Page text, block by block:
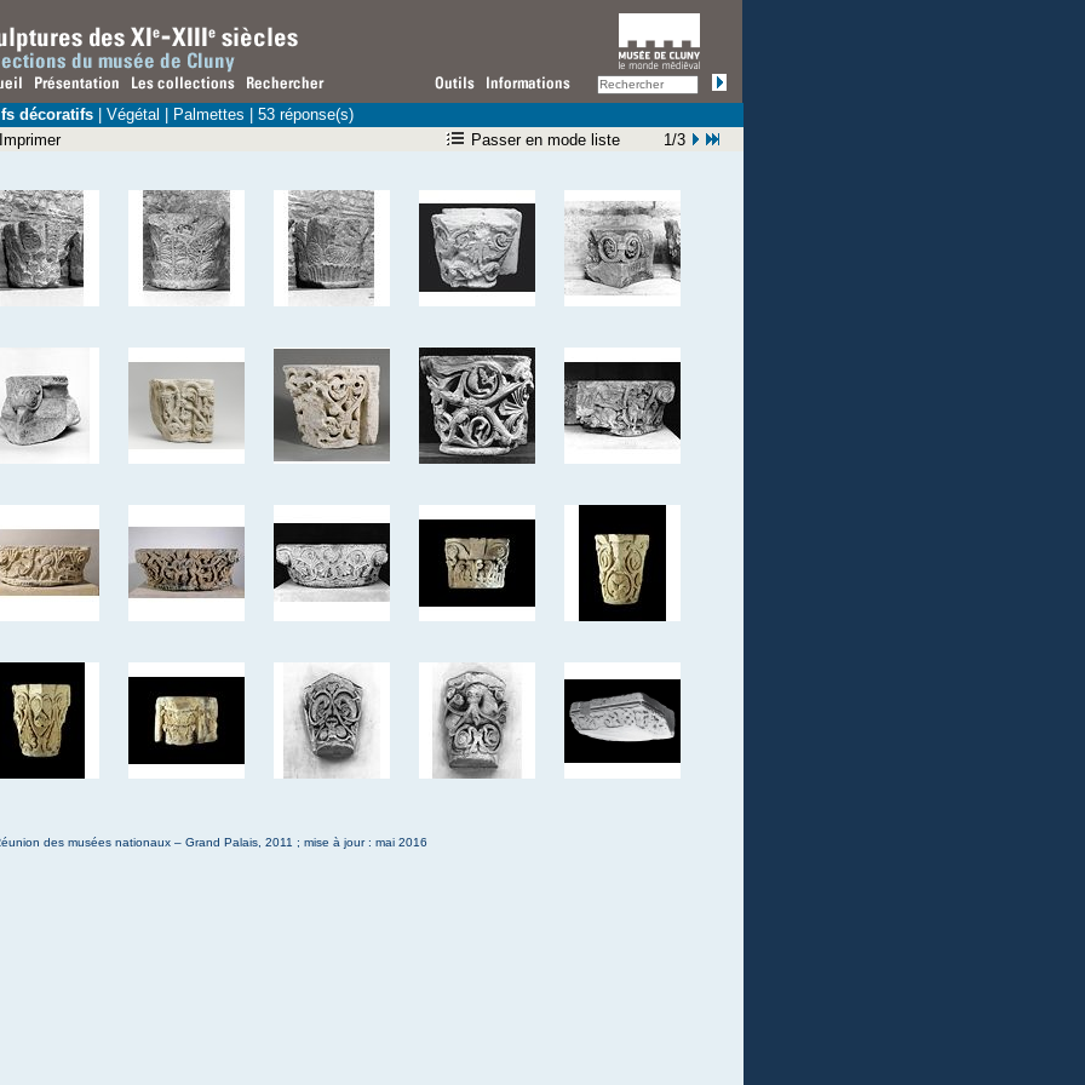
décoratifs Végétal
| Palmettes | 53 réponse(s)
Imprimer
1/3
Passer en mode liste
des musées nationaux – Grand Palais, 2011 ; mise à jour : mai 2016